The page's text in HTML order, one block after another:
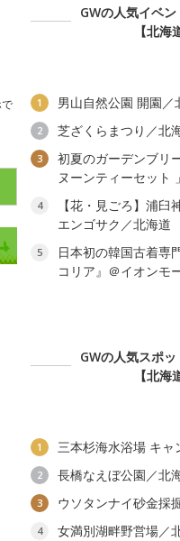
GWの人気イベ
【北海
1 男山自然公園 開園／
2 芝ざくらまつり／北
3
初夏のガーデンブリ
ヌーンティーセット
4
【花・見ごろ】浦
エンゴサク／北海道
5
日本初の韓国古着専
コリア』＠イオンモ
GWの人気スポ
【北海
1 三本杉海水浴場 キャ
2 長橋なえぼ公園／北
3 ウソタンナイ砂金採
4 女満別湖畔野営場／